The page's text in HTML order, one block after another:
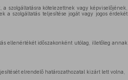
szolgáltatásra kötelezettnek vagy képviselőjének,
a szolgáltatás teljesítése jogát vagy jogos érdekét
ellenértékét időszakonként utólag, illetőleg annak
elrendelő határozathozatal kizárt lett volna,